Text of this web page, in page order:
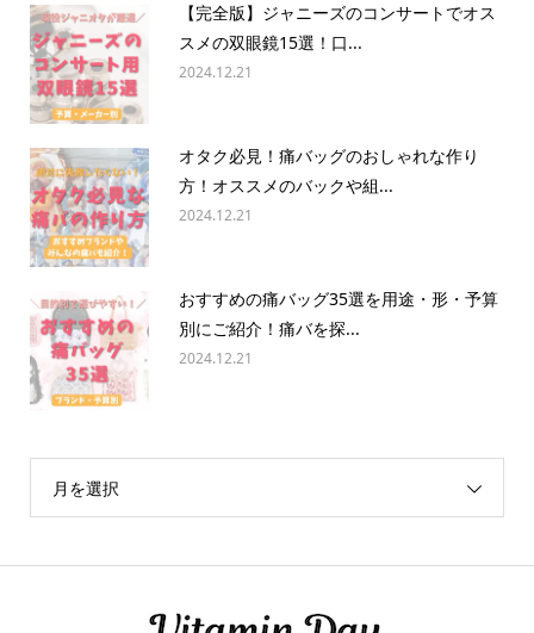
【完全版】ジャニーズのコンサートでオス
スメの双眼鏡15選！口...
2024.12.21
オタク必見！痛バッグのおしゃれな作り
方！オススメのバックや組...
2024.12.21
おすすめの痛バッグ35選を用途・形・予算
別にご紹介！痛バを探...
2024.12.21
月を選択